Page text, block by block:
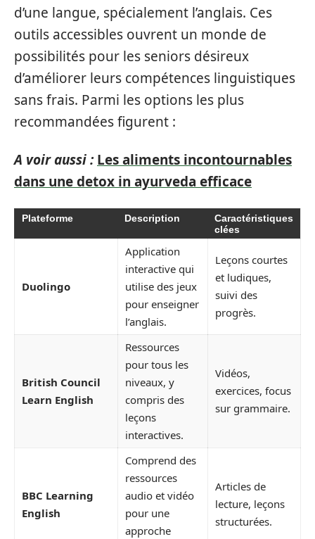
d’une langue, spécialement l’anglais. Ces
outils accessibles ouvrent un monde de
possibilités pour les seniors désireux
d’améliorer leurs compétences linguistiques
sans frais. Parmi les options les plus
recommandées figurent :
A voir aussi : Les aliments incontournables
dans une detox in ayurveda efficace
Plateforme Description
Caractéristiques
clées
Duolingo
Application
interactive qui
utilise des jeux
pour enseigner
l’anglais.
Leçons courtes
et ludiques,
suivi des
progrès.
British Council
Learn English
Ressources
pour tous les
niveaux, y
compris des
leçons
interactives.
Vidéos,
exercices, focus
sur grammaire.
BBC Learning
English
Comprend des
ressources
audio et vidéo
pour une
approche
Articles de
lecture, leçons
structurées.